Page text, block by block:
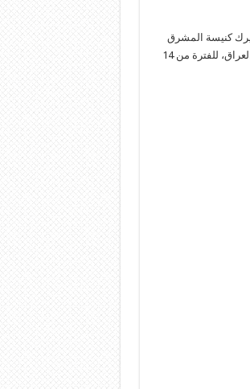
كنيسة المشرق
الاشورية، في كاتدرائية القديس مار يوخنا المعمدان في عنكاوا في مدينة اربيل بإقليم كردستان، العراق، للفترة من 14